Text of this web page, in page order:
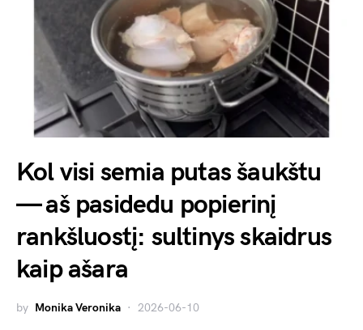
Kol visi semia putas šaukštu
— aš pasidedu popierinį
rankšluostį: sultinys skaidrus
kaip ašara
by Monika Veronika 2026-06-10